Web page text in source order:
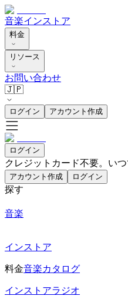
音楽インストア
料金
リソース
お問い合わせ
🇯🇵
ログイン アカウント作成
ログイン
クレジットカード不要。いつ
アカウント作成 ログイン
探す
音楽
インストア
料金音楽カタログ
インストアラジオ